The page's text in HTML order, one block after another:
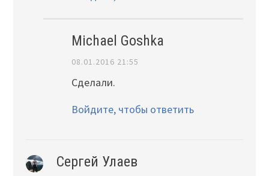
Michael Goshka
08.01.2016 21:55
Сделали.
Войдите, чтобы ответить
Сергей Улаев